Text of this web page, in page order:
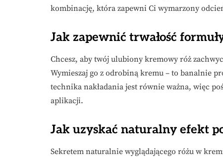
kombinację, która zapewni Ci wymarzony
Jak zapewnić trwałość
Chcesz, aby twój ulubiony kremowy róż
Wymieszaj go z odrobiną kremu – to banalnie
technika nakładania jest równie ważna, więc
aplikacji.
Jak uzyskać naturalny efekt
Sekretem naturalnie wyglądającego różu w